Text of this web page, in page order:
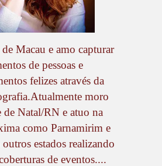
Macau e amo capturar
de pessoas e
felizes através da
moro
de Natal/RN e atuo na
como Parnamirim e
estados realizando
de eventos....